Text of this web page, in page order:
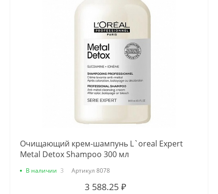
Очищающий крем-шампунь L`oreal Expert
Metal Detox Shampoo 300 мл
В наличии 3 Артикул 8078
3 588.25 ₽